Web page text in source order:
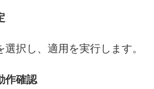
択し、適用を実行します。
作確認